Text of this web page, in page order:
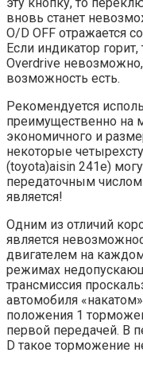
эту кнопку, то
вновь станет
O/D OFF отражается
Если индикатор
Overdrive
возможность есть.
Рекомендуется
преимущественно на
экономичного и
некоторые
(toyota)aisin 241e)
передаточным
является!
Одним из отличий
является
двигателем на
режимах
трансмиссия
автомобиля
положения 1
первой передачей. В
D такое торможение